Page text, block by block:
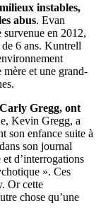
instables,
abus. Evan
survenue en 2012,
de 6 ans. Kuntrell
et une grand-
Gregg, ont
Kevin Gregg, a
son enfance suite à
son journal
et d’interrogations
». Ces
Or cette
chose qu’une